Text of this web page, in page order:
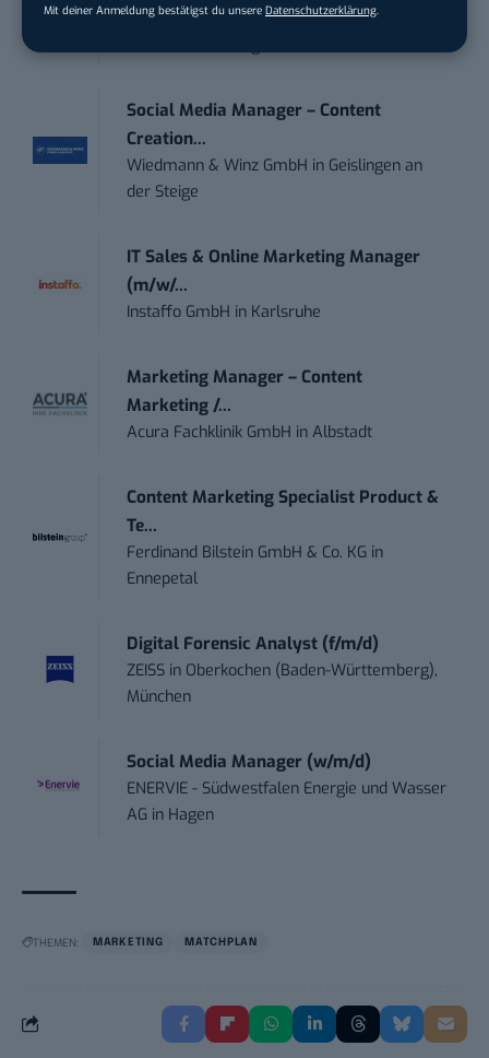
Mit deiner Anmeldung bestätigst du unsere Datenschutzerklärung
touristische...
Social Media Manager – Content
Creation...
Wiedmann & Winz GmbH in Geislingen an
der Steige
IT Sales & Online Marketing Manager
(m/w/...
Instaffo GmbH in Karlsruhe
Marketing Manager – Content
Marketing /...
Acura Fachklinik GmbH inAlbstadt
Content Marketing Specialist Product &
Te...
Ferdinand Bilstein GmbH & Co. KG in
Ennepetal
Digital Forensic Analyst (f/m/d)
ZEISS in Oberkochen (Baden-Württemberg),
München
Social Media Manager (w/m/d)
ENERVIE - Südwestfalen Energie und Wasser
AG in Hagen
THEMEN: MARKETING MATCHPLAN